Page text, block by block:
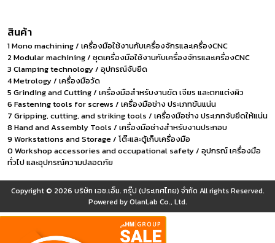
สินค้า
1 Mono machining / เครื่องมือใช้งานกับเครื่องจักรและเครื่องCNC
2 Modular machining / ชุดเครื่องมือใช้งานกับเครื่องจักรและเครื่องCNC
3 Clamping technology / อุปกรณ์จับยึด
4 Metrology / เครื่องมือวัด
5 Grinding and Cutting / เครื่องมือสำหรับงานขัด เจียร และตกแต่งผิว
6 Fastening tools for screws / เครื่องมือช่าง ประเภทขันแน่น
7 Gripping, cutting, and striking tools / เครื่องมือช่าง ประเภทจับยึดให้แน่น
8 Hand and Assembly Tools / เครื่องมือช่างสำหรับงานประกอบ
9 Workstations and Storage / โต๊ะและตู้เก็บเครื่องมือ
0 Workshop accessories and occupational safety / อุปกรณ์ เครื่องมือ
ทั่วไป และอุปกรณ์ความปลอดภัย
Copyright © 2026 บริษัท เอช.เอ็ม. กรุ๊ป (ประเทศไทย) จำกัด All rights Reserved.
Powered byOlanLab Co., Ltd.